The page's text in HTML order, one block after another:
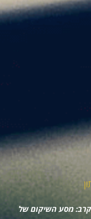
מסע השיקום של